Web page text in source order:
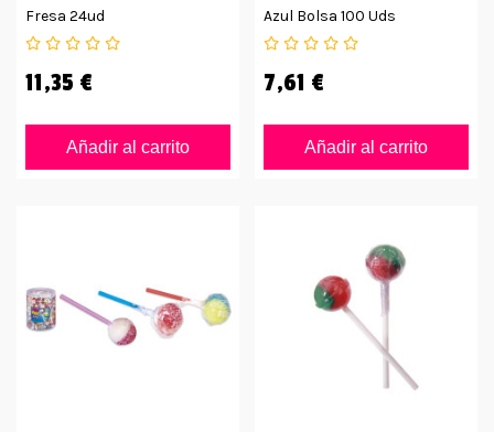
Fresa 24ud
11,35 €
Añadir al carrito
Azul Bolsa 100 Uds
7,61 €
Añadir al carrito